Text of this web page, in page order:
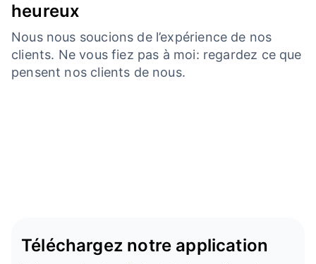
heureux
Nous nous soucions de l’expérience de nos
clients. Ne vous fiez pas à moi: regardez ce que
pensent nos clients de nous.
Téléchargez notre application